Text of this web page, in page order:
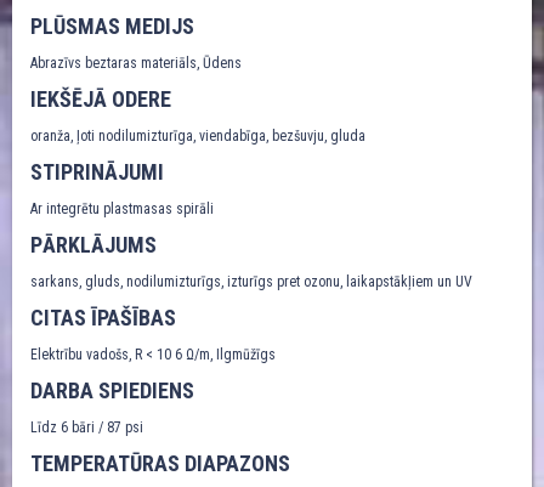
PLŪSMAS MEDIJS
Abrazīvs beztaras materiāls, Ūdens
IEKŠĒJĀ ODERE
oranža, ļoti nodilumizturīga, viendabīga, bezšuvju, gluda
STIPRINĀJUMI
Ar integrētu plastmasas spirāli
PĀRKLĀJUMS
sarkans, gluds, nodilumizturīgs, izturīgs pret ozonu, laikapstākļiem un UV
CITAS ĪPAŠĪBAS
Elektrību vadošs, R < 10 6 Ω/m, Ilgmūžīgs
DARBA SPIEDIENS
Līdz 6 bāri / 87 psi
TEMPERATŪRAS DIAPAZONS